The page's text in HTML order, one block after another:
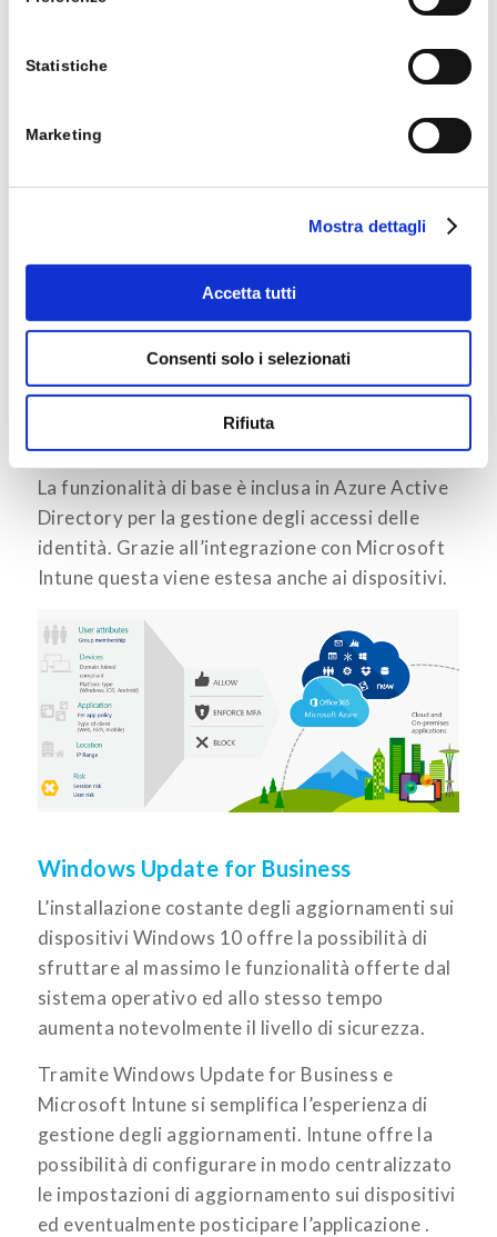
Statistiche
Marketing
Mostra dettagli
Accetta tutti
Consenti solo i selezionati
Rifiuta
Riguardo al mondo della sicurezza, non
possiamo non parlare della funzionalità
Conditional Accessche permette di
controllare gli accessi su applicazioni cloud o
on-premises basandosi su determinate
La funzionalità di base è inclusa in Azure Active
Directory per la gestione degli accessi delle
identità. Grazie all’integrazione con Microsoft
Intune questa viene estesa anche ai dispositivi.
Windows Update for Business
L’installazione costante degli aggiornamenti sui
dispositivi Windows 10 offre la possibilità di
sfruttare al massimo le funzionalità offerte dal
sistema operativo ed allo stesso tempo
aumenta notevolmente il livello di sicurezza.
Tramite Windows Update for Business e
Microsoft Intune si semplifica l’esperienza di
gestione degli aggiornamenti. Intune offre la
possibilità di configurare in modo centralizzato
le impostazioni di aggiornamento sui dispositivi
ed eventualmente posticipare l’applicazione .